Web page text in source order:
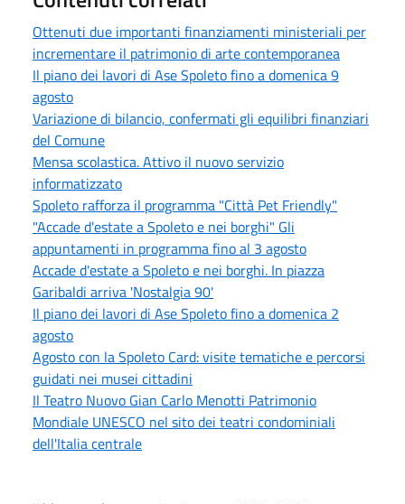
Ottenuti due importanti finanziamenti ministeriali per
incrementare il patrimonio di arte contemporanea
Il piano dei lavori di Ase Spoleto fino a domenica 9
agosto
Variazione di bilancio, confermati gli equilibri finanziari
del Comune
Mensa scolastica. Attivo il nuovo servizio
informatizzato
Spoleto rafforza il programma "Città Pet Friendly"
"Accade d'estate a Spoleto e nei borghi" Gli
appuntamenti in programma fino al 3 agosto
Accade d'estate a Spoleto e nei borghi. In piazza
Garibaldi arriva 'Nostalgia 90'
Il piano dei lavori di Ase Spoleto fino a domenica 2
agosto
Agosto con la Spoleto Card: visite tematiche e percorsi
guidati nei musei cittadini
Il Teatro Nuovo Gian Carlo Menotti Patrimonio
Mondiale UNESCO nel sito dei teatri condominiali
dell'Italia centrale